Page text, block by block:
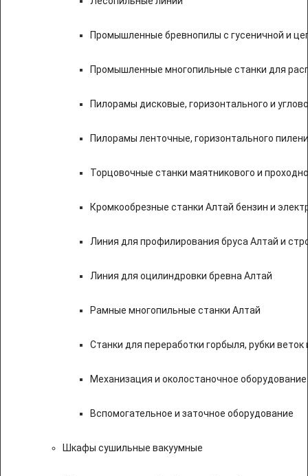
Промышленные бревнопилы с гусеничной и
Промышленные многопильные станки для
Пилорамы дисковые, горизонтального и
Пилорамы ленточные, горизонтального
Торцовочные станки маятникового и
Кромкообрезные станки Алтай бензин и
Линия для профилирования бруса Алтай и
Линия для оцилиндровки бревна Алтай
Рамные многопильные станки Алтай
Станки для переработки горбыля, рубки веток
Механизация и околостаночное оборудование
Вспомогательное и заточное оборудование
Шкафы сушильные вакуумные